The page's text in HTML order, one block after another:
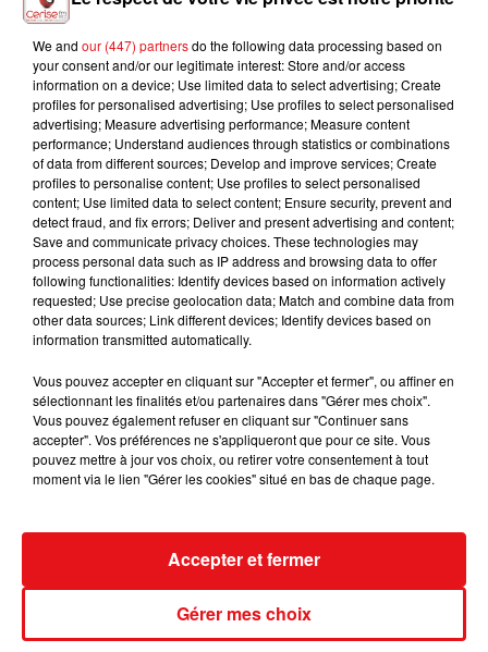
DISIZ, THEODORA
Melodrama
JAWSH 685 X JASON
DERULO
Savage Love
ALLEN B.
Pour La Vie
L'HOROSCOPE
Bélier Taureau Gémeaux
Lion
We and our (447) partnersdo the following data processing based on
your consent and/or our legitimate interest: Store and/or access
information on a device; Use limited data to select advertising; Create
profiles for personalised advertising; Use profiles to select personalised
advertising; Measure advertising performance; Measure content
performance; Understand audiences through statistics or combinations
of data from different sources; Develop and improve services; Create
profiles to personalise content; Use profiles to select personalised
content; Use limited data to select content; Ensure security, prevent and
detect fraud, and fix errors; Deliver and present advertising and content;
Save and communicate privacy choices. These technologies may
process personal data such as IP address and browsing data to offer
following functionalities: Identify devices based on information actively
requested; Use precise geolocation data; Match and combine data from
other data sources; Link different devices; Identify devices based on
information transmitted automatically.
Vous pouvez accepter en cliquant sur "Accepter et fermer", ou affiner en
sélectionnant les finalités et/ou partenaires dans "Gérer mes choix".
Vous pouvez également refuser en cliquant sur "Continuer sans
accepter". Vos préférences ne s'appliqueront que pour ce site. Vous
pouvez mettre à jour vos choix, ou retirer votre consentement à tout
moment via le lien "Gérer les cookies" situé en bas de chaque page.
Gérer mes choix
Accepter et fermer